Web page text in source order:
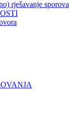
rješavanje sporova